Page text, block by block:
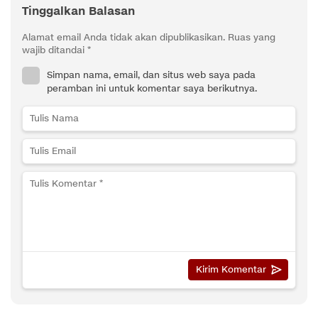
Tinggalkan Balasan
Alamat email Anda tidak akan dipublikasikan. Ruas yang
wajib ditandai *
Simpan nama, email, dan situs web saya pada
peramban ini untuk komentar saya berikutnya.